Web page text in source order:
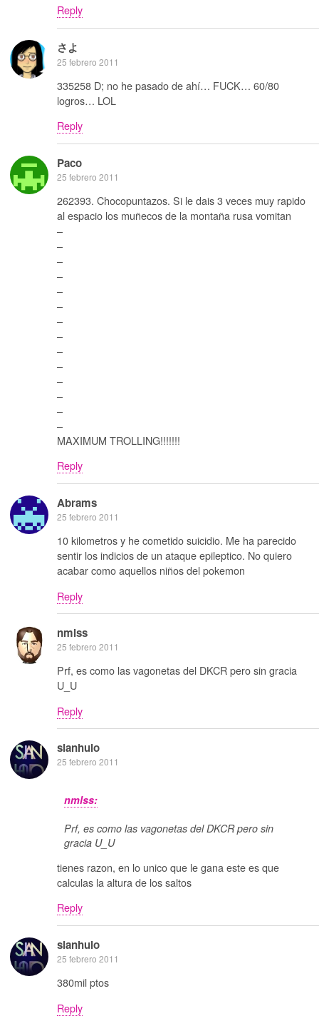
Reply
さよ
25 febrero 2011
335258 D; no he pasado de ahí… FUCK… 60/80
logros… LOL
Reply
Paco
25 febrero 2011
262393. Chocopuntazos. Si le dais 3 veces muy rapido
al espacio los muñecos de la montaña rusa vomitan
–
–
–
–
–
–
–
–
–
–
–
–
–
–
MAXIMUM TROLLING!!!!!!!
Reply
Abrams
25 febrero 2011
10 kilometros y he cometido suicidio. Me ha parecido
sentir los indicios de un ataque epileptico. No quiero
acabar como aquellos niños del pokemon
Reply
nmlss
25 febrero 2011
Prf, es como las vagonetas del DKCR pero sin gracia
U_U
Reply
sianhulo
25 febrero 2011
nmlss:
Prf, es como las vagonetas del DKCR pero sin
gracia U_U
tienes razon, en lo unico que le gana este es que
calculas la altura de los saltos
Reply
sianhulo
25 febrero 2011
380mil ptos
Reply